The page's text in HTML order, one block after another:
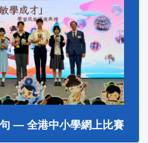
— 全港中小學網上比賽